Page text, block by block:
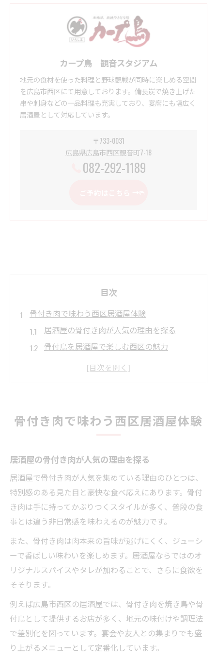
カープ鳥 観音スタジアム
地元の食材を使った料理と野球観戦が同時に楽しめる空間
を広島市西区にて用意しております。備長炭で焼き上げた
串や刺身などの一品料理も充実しており、宴席にも幅広く
居酒屋として対応しています。
〒733-0031
広島県広島市西区観音町7-18
082-292-1189
目次
骨付き肉で味わう西区居酒屋体験
居酒屋の骨付き肉が人気の理由を探る
骨付鳥を居酒屋で楽しむ西区の魅力
口コミで話題の居酒屋骨付き肉体験談
ゆったり楽しむ骨付き肉の選び方
居酒屋ならではの骨付き肉の選び方解説
骨付鳥メニューの違いを居酒屋で比べる
居酒屋で楽しむ骨付鳥の部位別おすすめ
骨付き肉を選ぶ時の居酒屋活用術とは
居酒屋の骨付き肉に魅了される理由
居酒屋の骨付き肉が愛される理由を解説
骨付鳥が居酒屋で人気な秘密とは何か
骨付き肉の食感と旨味を居酒屋で体験
居酒屋骨付き肉に惹かれる味の特徴
特別な夜を彩る骨付き肉の楽しみ方
居酒屋で味わう骨付き肉の贅沢な瞬間
骨付き肉を囲む居酒屋のおすすめシーン
骨付き肉で味わう西区居酒屋体験
居酒屋の骨付き肉が人気の理由を探る
居酒屋で骨付き肉が人気を集めている理由のひとつは、
特別感のある見た目と豪快な食べ応えにあります。骨付
き肉は手に持ってかぶりつくスタイルが多く、普段の食
事とは違う非日常感を味わえるのが魅力です。
また、骨付き肉は肉本来の旨味が逃げにくく、ジューシ
ーで香ばしい味わいを楽しめます。居酒屋ならではのオ
リジナルスパイスやタレが加わることで、さらに食欲を
そそります。
例えば広島市西区の居酒屋では、骨付き肉を焼き鳥や骨
付鳥として提供するお店が多く、地元の味付けや調理法
で差別化を図っています。宴会や友人との集まりでも盛
り上がるメニューとして定番化しています。